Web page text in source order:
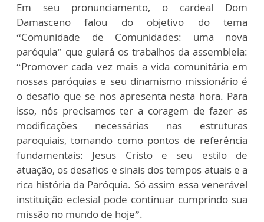
Em seu pronunciamento, o cardeal Dom
Damasceno falou do objetivo do tema
“Comunidade de Comunidades: uma nova
paróquia” que guiará os trabalhos da assembleia:
“Promover cada vez mais a vida comunitária em
nossas paróquias e seu dinamismo missionário é
o desafio que se nos apresenta nesta hora. Para
isso, nós precisamos ter a coragem de fazer as
modificações necessárias nas estruturas
paroquiais, tomando como pontos de referência
fundamentais: Jesus Cristo e seu estilo de
atuação, os desafios e sinais dos tempos atuais e a
rica história da Paróquia. Só assim essa venerável
instituição eclesial pode continuar cumprindo sua
missão no mundo de hoje”.